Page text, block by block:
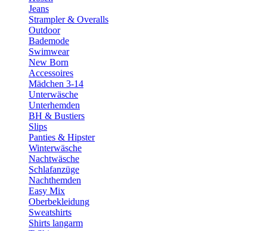
Jeans
Strampler & Overalls
Outdoor
Bademode
Swimwear
New Born
Accessoires
Mädchen 3-14
Unterwäsche
Unterhemden
BH & Bustiers
Slips
Panties & Hipster
Winterwäsche
Nachtwäsche
Schlafanzüge
Nachthemden
Easy Mix
Oberbekleidung
Sweatshirts
Shirts langarm